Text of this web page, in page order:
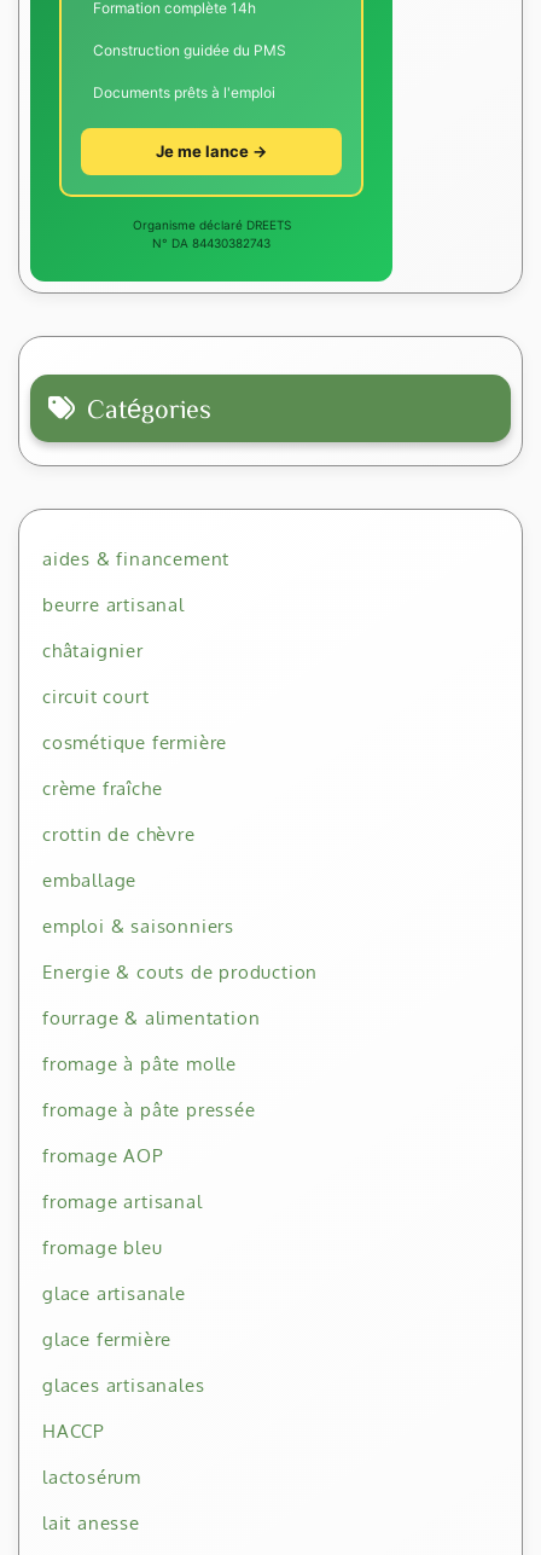
Formation complète 14h
Construction guidée du PMS
Documents prêts à l'emploi
Je me lance →
Organisme déclaré DREETS
N° DA 84430382743
Catégories
aides & financement
beurre artisanal
châtaignier
circuit court
cosmétique fermière
crème fraîche
crottin de chèvre
emballage
emploi & saisonniers
Energie & couts de production
fourrage & alimentation
fromage à pâte molle
fromage à pâte pressée
fromage AOP
fromage artisanal
fromage bleu
glace artisanale
glace fermière
glaces artisanales
HACCP
lactosérum
lait anesse